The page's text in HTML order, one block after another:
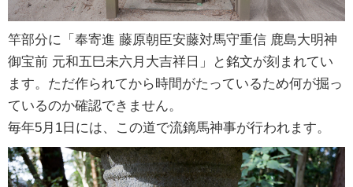
竿部分に「奉寄進 藤原朝臣安藤対馬守重信 鹿島大明神
御宝前 元和五巳未六月大吉祥日」と銘文が刻まれてい
ます。ただ作られてから時間がたっているため何が掘っ
ているのか確認できません。
毎年5月1日には、この道で流鏑馬神事が行われます。